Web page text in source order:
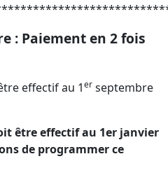
: Paiement en 2 fois
effectif au 1er septembre
être effectif au 1er janvier
de programmer ce